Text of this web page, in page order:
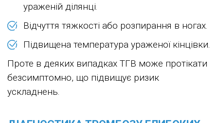
ураженій ділянці.
Відчуття тяжкості або розпирання в ногах.
Підвищена температура ураженої кінцівки.
Проте в деяких випадках ТГВ може протікати
безсимптомно, що підвищує ризик
ускладнень.